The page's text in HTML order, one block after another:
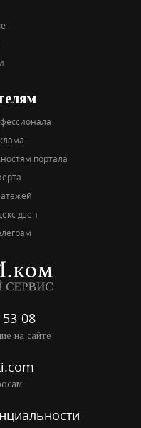
портала
дзен
53-08
на сайте